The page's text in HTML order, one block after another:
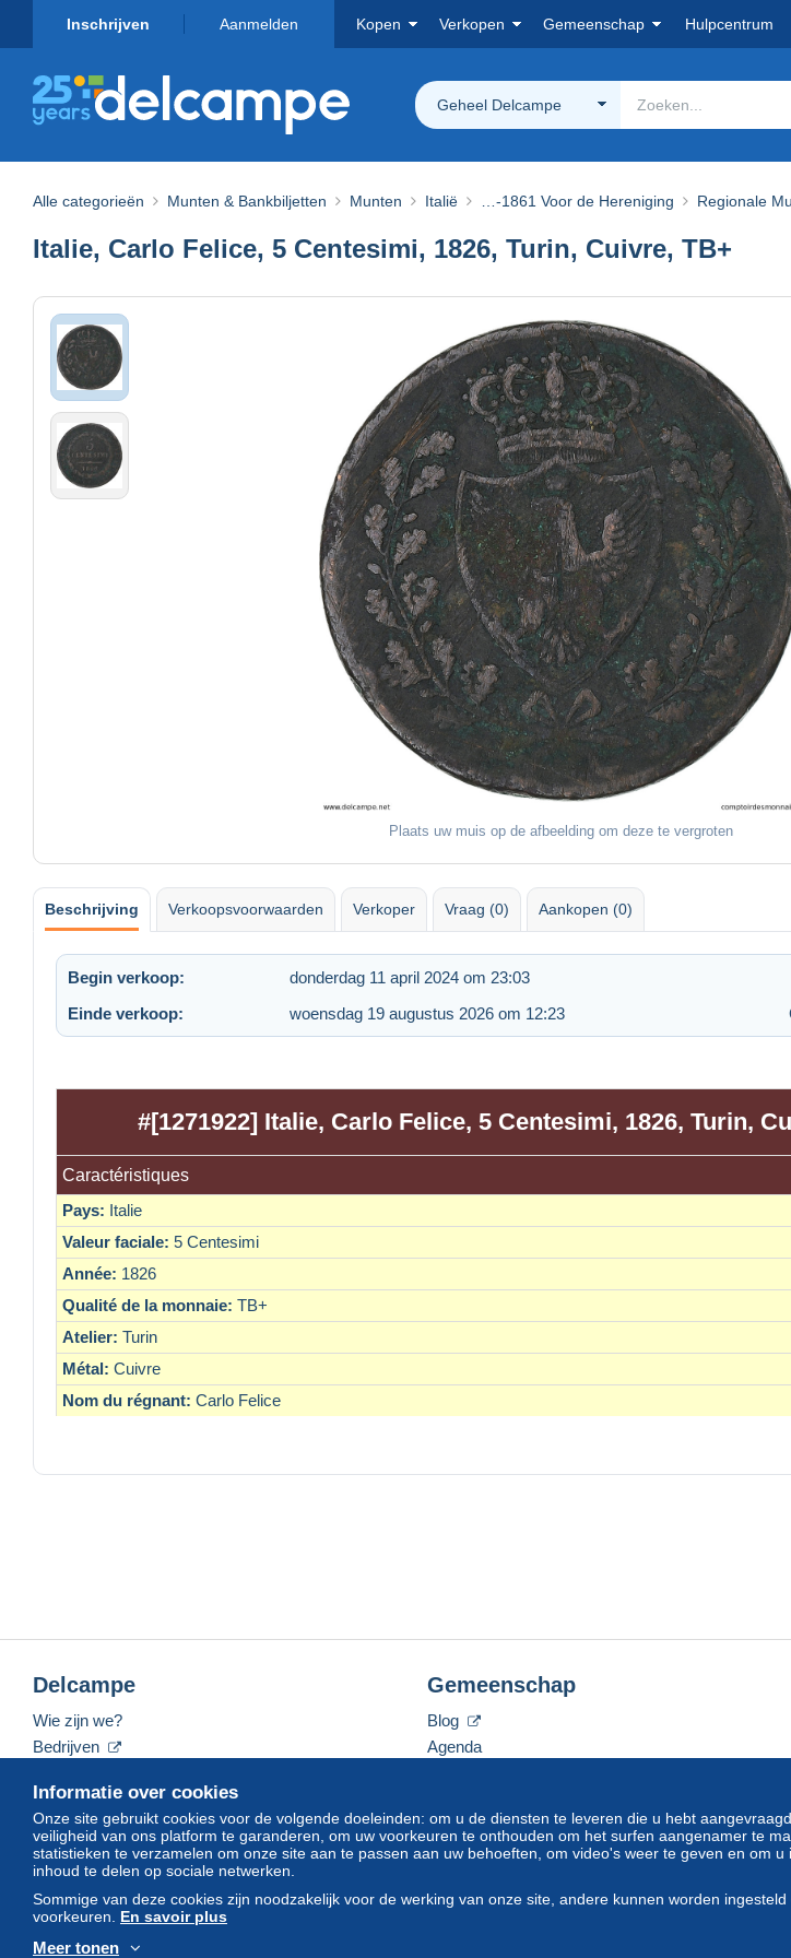
Inschrijven Aanmelden Kopen Verkopen Gemeenschap Hulpcentrum
Geheel Delcampe
Alle categorieën Munten & Bankbiljetten Munten Italië …-1861 Voor de Hereniging Regionale
Italie, Carlo Felice, 5 Centesimi, 1826, Turin, Cuivre, TB+
Plaats uw muis op de afbeelding om deze te vergroten
Beschrijving Verkoopsvoorwaarden Verkoper Vraag (0) Aankopen (0)
Begin verkoop: donderdag 11 april 2024 om 23:03
Einde verkoop:
woensdag 19 augustus 2026 om 12:23
#[1271922] Italie, Carlo Felice, 5 Centesimi, 1826, Turin,
Caractéristiques
Pays: Italie
Valeur faciale: 5 Centesimi
Année: 1826
Qualité de la monnaie: TB+
Atelier: Turin
Métal: Cuivre
Nom du régnant: Carlo Felice
Informatie over cookies
Onze site gebruikt cookies voor de volgende doeleinden: om u de diensten te leveren die u hebt
veiligheid van ons platform te garanderen, om uw voorkeuren te onthouden om het surfen aangenamer te
statistieken te verzamelen om onze site aan te passen aan uw behoeften, om video's weer te geven en om u
inhoud te delen op sociale netwerken.
Sommige van deze cookies zijn noodzakelijk voor de werking van onze site, andere kunnen worden
voorkeuren. En savoir plus
Meer tonen
Delcampe
Wie zijn we?
Bedrijven
Neem contact met ons op
Gemeenschap
Blog
Agenda
© Delcampe International srl. Alle rechten voorbehouden.